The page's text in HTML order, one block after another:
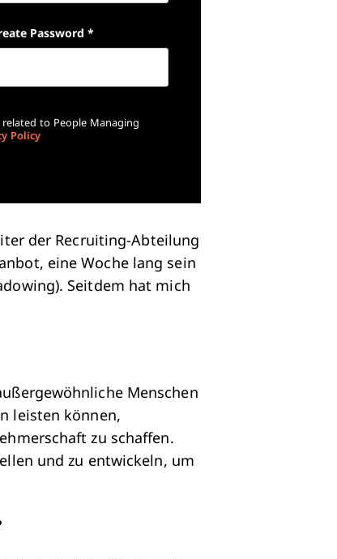
Password *
to People Managing
Policy
der Recruiting-Abteilung
eine Woche lang sein
Seitdem hat mich
Menschen
leisten können,
zu schaffen.
und zu entwickeln, um